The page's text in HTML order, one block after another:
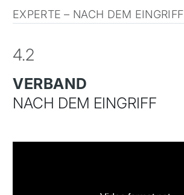
EXPERTE – NACH DEM EINGRIFF
4.2
VERBAND
NACH DEM EINGRIFF